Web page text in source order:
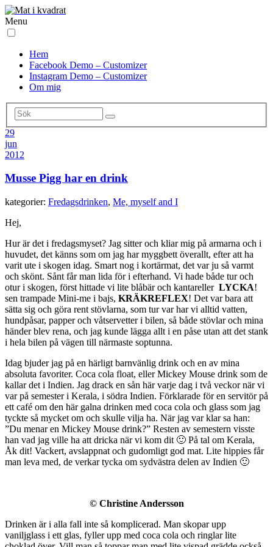
Menu
Hem
Facebook Demo – Customizer
Instagram Demo – Customizer
Om mig
29
jun
2012
Musse Pigg har en drink
kategorier: Fredagsdrinken, Me, myself and I
Hej,
Hur är det i fredagsmyset? Jag sitter och kliar mig på armarna och i
huvudet, det känns som om jag har myggbett överallt, efter att ha
varit ute i skogen idag. Smart nog i kortärmat, det var ju så varmt
och skönt. Sånt får man lida för i efterhand. Vi hade både tur och
otur i skogen, först hittade vi lite blåbär och kantareller LYCKA!
sen trampade Mini-me i bajs, KRÄKREFLEX! Det var bara att
sätta sig och göra rent stövlarna, som tur var har vi alltid vatten,
hundpåsar, papper och våtservetter i bilen, så både stövlar och mina
händer blev rena, och jag kunde lägga allt i en påse utan att det stank
i hela bilen på vägen till närmaste soptunna.
Idag bjuder jag på en härligt barnvänlig drink och en av mina
absoluta favoriter. Coca cola float, eller Mickey Mouse drink som de
kallar det i Indien. Jag drack en sån här varje dag i två veckor när vi
var på semester i Kerala, i södra Indien. Förklarade för en servitör på
ett café om den här galna drinken med coca cola och glass som jag
tyckte så mycket om och skulle vilja ha. När jag var klar sa han:
”Du menar en Mickey Mouse drink?” Resten av semestern visste
han vad jag ville ha att dricka när vi kom dit 🙂 På tal om Kerala,
Åk dit! Vackert, avslappnat och gudomligt god mat. Lite hippies får
man leva med, de verkar tycka om sydvästra delen av Indien 🙂
© Christine Andersson
Drinken är i alla fall inte så komplicerad. Man skopar upp
vaniljglass i ett glas, fyller upp med coca cola och ringlar lite